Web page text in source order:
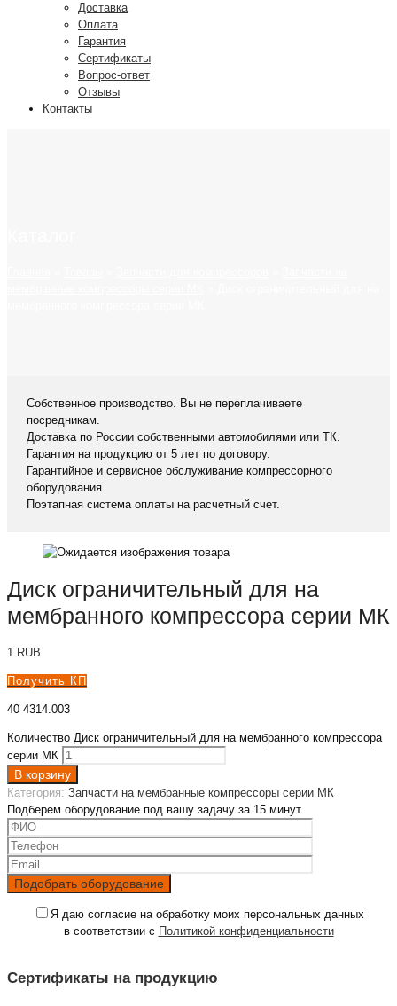
Доставка
Оплата
Гарантия
Сертификаты
Вопрос-ответ
Отзывы
Контакты
Собственное производство. Вы не переплачиваете
посредникам.
Доставка по России собственными автомобилями или ТК.
Гарантия на продукцию от 5 лет по договору.
Гарантийное и сервисное обслуживание компрессорного
оборудования.
Поэтапная система оплаты на расчетный счет.
Диск ограничительный для на
мембранного компрессора серии МК
1 RUB
Получить КП
40 4314.003
Количество Диск ограничительный для на мембранного компрессора
серии МК
В корзину
Категория: Запчасти на мембранные компрессоры серии МК
Подберем оборудование под вашу задачу за 15 минут
Я даю согласие на обработку моих персональных данных
в соответствии с Политикой конфиденциальности
Сертификаты на продукцию